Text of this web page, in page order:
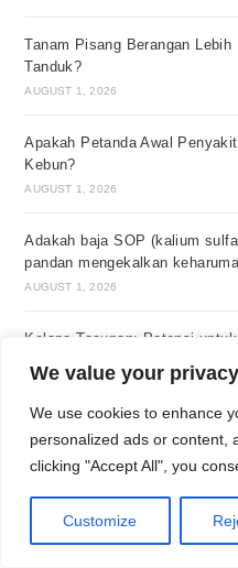
We value your privacy
We use cookies to enhance
personalized ads or content,
clicking "Accept All", you
Customize
Tanam Pisang Berangan
Tanduk?
AUGUST 1, 2026
Apakah Petanda Awal
Kebun?
AUGUST 1, 2026
Adakah baja SOP (kalium
pandan mengekalkan
AUGUST 1, 2026
Kelapa Tacunan: Potensi
Di Tanah Subur, Bolehkah
Hasil?
AUGUST 1, 2026
Yang penting dalam industri
menanam tetapi ketabahan